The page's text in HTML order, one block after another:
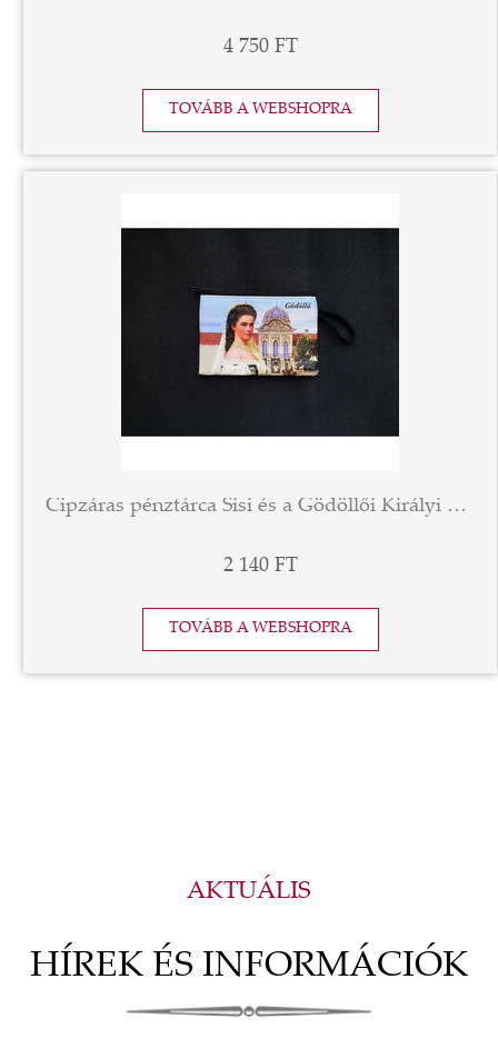
4 750 FT
TOVÁBB A WEBSHOPRA
Cipzáras pénztárca Sisi és a Gödöllői Királyi Kastély dekorációval
2 140 FT
TOVÁBB A WEBSHOPRA
AKTUÁLIS
HÍREK ÉS INFORMÁCIÓK